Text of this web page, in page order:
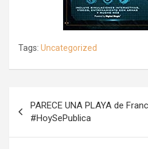
Tags: Uncategorized
de
entradas
PARECE UNA PLAYA de
#HoySePublica